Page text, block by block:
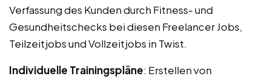
Verfassung des Kunden durch Fitness- und
Gesundheitschecks bei diesen Freelancer Jobs,
Teilzeitjobs und Vollzeitjobs in Twist.
Individuelle Trainingspläne: Erstellen von